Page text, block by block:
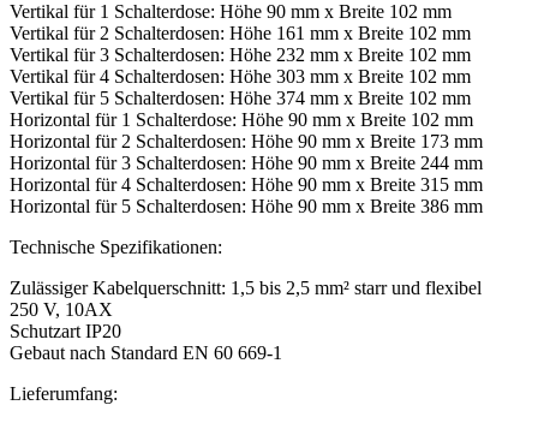
Vertikal für 1 Schalterdose: Höhe 90 mm x Breite 102 mm
Vertikal für 2 Schalterdosen: Höhe 161 mm x Breite 102 mm
Vertikal für 3 Schalterdosen: Höhe 232 mm x Breite 102 mm
Vertikal für 4 Schalterdosen: Höhe 303 mm x Breite 102 mm
Vertikal für 5 Schalterdosen: Höhe 374 mm x Breite 102 mm
Horizontal für 1 Schalterdose: Höhe 90 mm x Breite 102 mm
Horizontal für 2 Schalterdosen: Höhe 90 mm x Breite 173 mm
Horizontal für 3 Schalterdosen: Höhe 90 mm x Breite 244 mm
Horizontal für 4 Schalterdosen: Höhe 90 mm x Breite 315 mm
Horizontal für 5 Schalterdosen: Höhe 90 mm x Breite 386 mm
Technische Spezifikationen:
Zulässiger Kabelquerschnitt: 1,5 bis 2,5 mm² starr und flexibel
250 V, 10AX
Schutzart IP20
Gebaut nach Standard EN 60 669-1
Lieferumfang: